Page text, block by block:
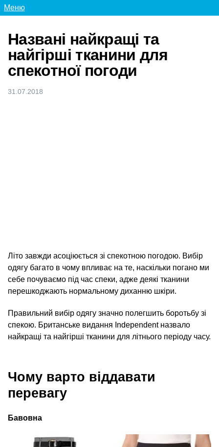
Меню
Названі найкращі та
найгірші тканини для
спекотної погоди
31.07.2018
Літо завжди асоціюється зі спекотною погодою. Вибір
одягу багато в чому впливає на те, наскільки погано ми
себе почуваємо під час спеки, адже деякі тканини
перешкоджають нормальному диханню шкіри.
Правильний вибір одягу значно полегшить боротьбу зі
спекою. Британське видання Independent назвало
найкращі та найгірші тканини для літнього періоду часу.
Чому варто віддавати
перевагу
Бавовна